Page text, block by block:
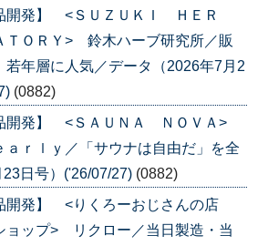
開発】 <ＳＵＺＵＫＩ ＨＥＲ
ＯＲＹ> 鈴木ハーブ研究所／販
若年層に人気／データ（2026年7月2
(0882)
開発】 <ＳＡＵＮＡ ＮＯＶＡ>
ｒｌｙ／「サウナは自由だ」を全
日号）('26/07/27) (0882)
開発】 <りくろーおじさんの店
ョップ> リクロー／当日製造・当